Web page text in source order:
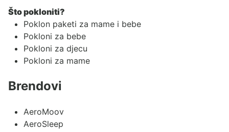
Što pokloniti?
Poklon paketi za mame i bebe
Pokloni za bebe
Pokloni za djecu
Pokloni za mame
Brendovi
AeroMoov
AeroSleep